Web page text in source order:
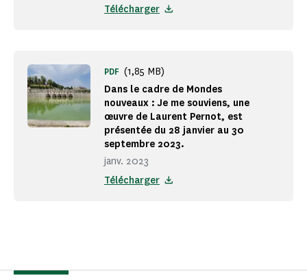
Télécharger
Dans le cadre de Mondes
nouveaux : Je me souviens, une
œuvre de Laurent Pernot, est
présentée du 28 janvier au 30
septembre 2023.
janv. 2023
PDF (1,85 MB)
Télécharger